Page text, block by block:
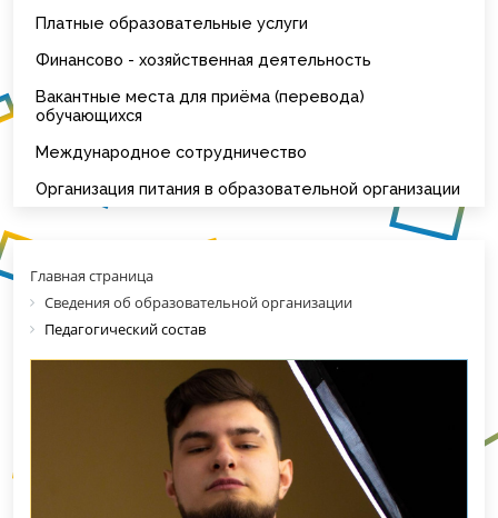
Платные образовательные услуги
Финансово - хозяйственная деятельность
Вакантные места для приёма (перевода)
обучающихся
Международное сотрудничество
Организация питания в образовательной организации
Главная страница
Сведения об образовательной организации
Педагогический состав